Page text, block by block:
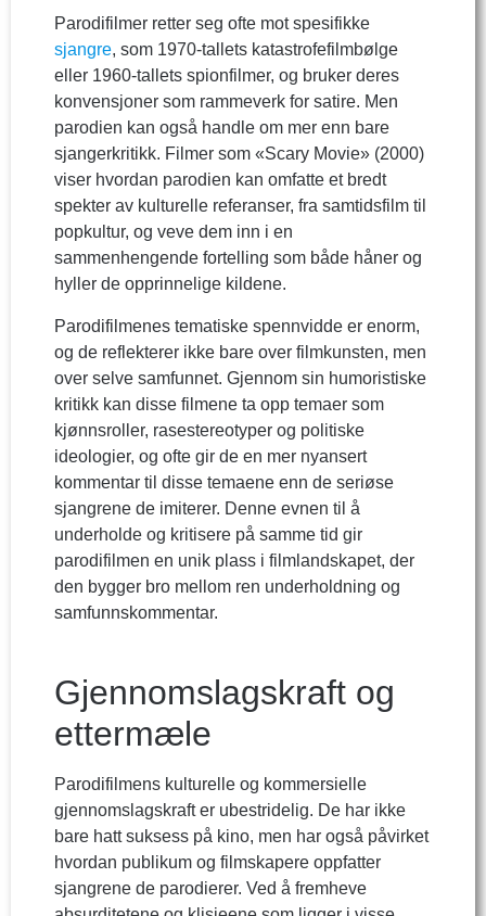
Parodifilmer retter seg ofte mot spesifikke
sjangre, som 1970-tallets katastrofefilmbølge
eller 1960-tallets spionfilmer, og bruker deres
konvensjoner som rammeverk for satire. Men
parodien kan også handle om mer enn bare
sjangerkritikk. Filmer som «Scary Movie» (2000)
viser hvordan parodien kan omfatte et bredt
spekter av kulturelle referanser, fra samtidsfilm til
popkultur, og veve dem inn i en
sammenhengende fortelling som både håner og
hyller de opprinnelige kildene.
Parodifilmenes tematiske spennvidde er enorm,
og de reflekterer ikke bare over filmkunsten, men
over selve samfunnet. Gjennom sin humoristiske
kritikk kan disse filmene ta opp temaer som
kjønnsroller, rasestereotyper og politiske
ideologier, og ofte gir de en mer nyansert
kommentar til disse temaene enn de seriøse
sjangrene de imiterer. Denne evnen til å
underholde og kritisere på samme tid gir
parodifilmen en unik plass i filmlandskapet, der
den bygger bro mellom ren underholdning og
samfunnskommentar.
Gjennomslagskraft og
ettermæle
Parodifilmens kulturelle og kommersielle
gjennomslagskraft er ubestridelig. De har ikke
bare hatt suksess på kino, men har også påvirket
hvordan publikum og filmskapere oppfatter
sjangrene de parodierer. Ved å fremheve